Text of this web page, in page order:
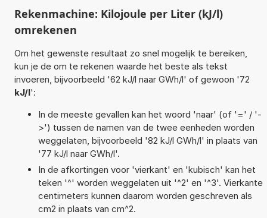
Rekenmachine: Kilojoule per Liter (kJ/l)
omrekenen
Om het gewenste resultaat zo snel mogelijk te bereiken,
kun je de om te rekenen waarde het beste als tekst
invoeren, bijvoorbeeld '62 kJ/l naar GWh/l' of gewoon '72
kJ/l':
In de meeste gevallen kan het woord 'naar' (of '=' / '-
>') tussen de namen van de twee eenheden worden
weggelaten, bijvoorbeeld '82 kJ/l GWh/l' in plaats van
'77 kJ/l naar GWh/l'.
In de afkortingen voor 'vierkant' en 'kubisch' kan het
teken '^' worden weggelaten uit '^2' en '^3'. Vierkante
centimeters kunnen daarom worden geschreven als
cm2 in plaats van cm^2.